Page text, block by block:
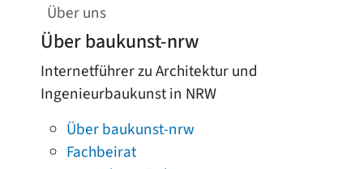
Über uns
Über baukunst-nrw
Internetführer zu Architektur und
Ingenieurbaukunst in NRW
Über baukunst-nrw
Fachbeirat